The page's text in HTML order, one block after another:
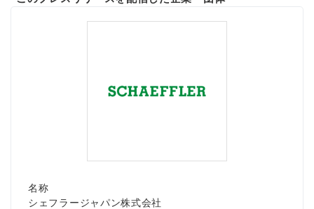
名称
シェフラージャパン株式会社